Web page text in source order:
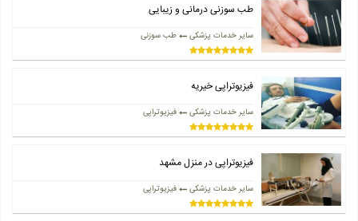
طب سوزنی درمانی و زیبایی
سایر خدمات پزشکی طب سوزنی
فیزیوتراپی خیریه
سایر خدمات پزشکی فیزیوتراپی
فیزیوتراپی در منزل مشهد
سایر خدمات پزشکی فیزیوتراپی